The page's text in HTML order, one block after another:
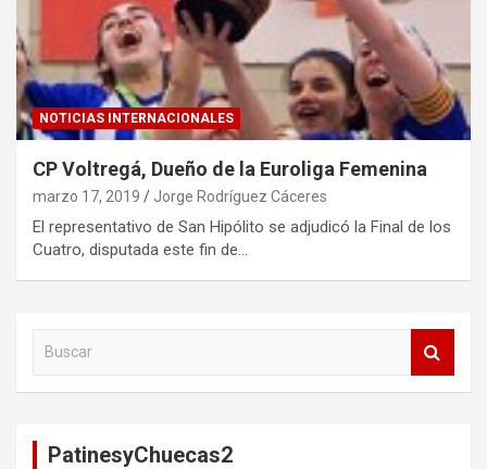
NOTICIAS INTERNACIONALES
CP Voltregá, Dueño de la Euroliga Femenina
marzo 17, 2019 Jorge Rodríguez Cáceres
El representativo de San Hipólito se adjudicó la Final de los
Cuatro, disputada este fin de…
PatinesyChuecas2